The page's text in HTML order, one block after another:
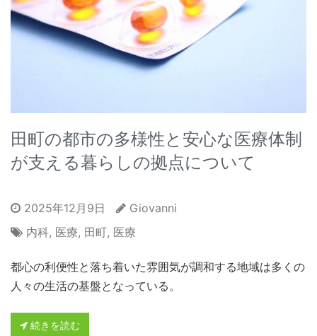
田町の都市の多様性と安心な医療体制
が支える暮らしの拠点について
2025年12月9日
Giovanni
内科, 医療, 田町, 医療
都心の利便性と落ち着いた雰囲気が調和する地域は多くの
人々の生活の基盤となっている。
続きを読む